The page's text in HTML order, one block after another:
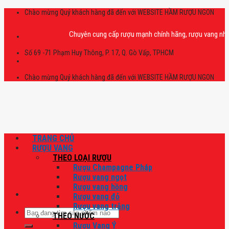
Skip
Chào mừng Quý khách hàng đã đến với WEBSITE HẦM RƯỢU NGON
Chuyên cung cấp rượu mạnh chính hãng, rượu vang nhập
Số 69 -71 Phạm Huy Thông, P. 17, Q. Gò Vấp, TPHCM
Chào mừng Quý khách hàng đã đến với WEBSITE HẦM RƯỢU NGON
Tìm
kiếm:
TRANG CHỦ
RƯỢU VANG
THEO LOẠI RƯỢU
Rượu Champagne Pháp
Rượu vang ngọt
Rượu vang hồng
Rượu vang đỏ
Rượu vang trắng
THEO NƯỚC
Rượu Vang Ý